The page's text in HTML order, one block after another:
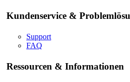
Kundenservice &
Support
FAQ
Ressourcen & Informationen